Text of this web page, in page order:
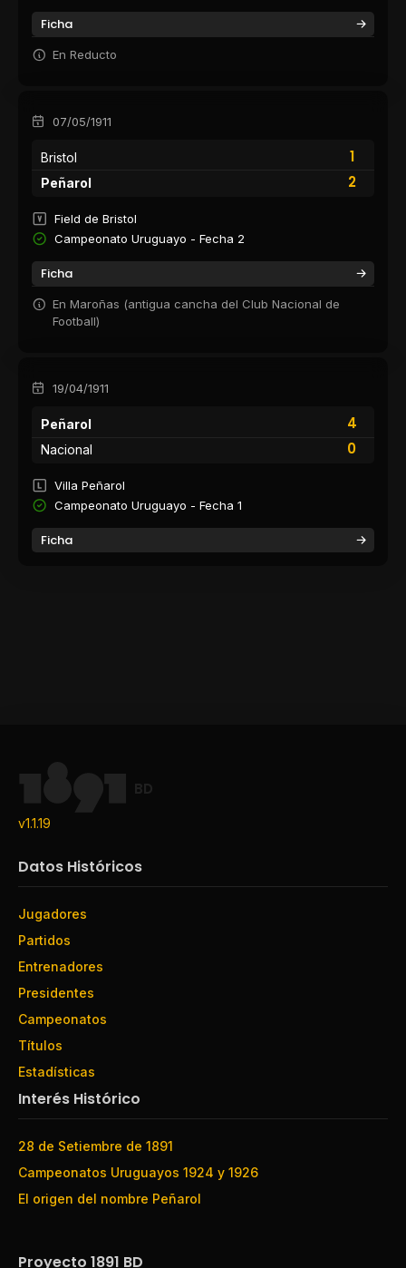
Ficha
En Reducto
07/05/1911
Bristol
1
2
Peñarol
Field de Bristol
Campeonato Uruguayo - Fecha 2
Ficha
En Maroñas (antigua cancha del Club Nacional de
Football)
19/04/1911
Peñarol
4
0
Nacional
Villa Peñarol
Campeonato Uruguayo - Fecha 1
Ficha
BD
v1.1.19
Datos Históricos
Jugadores
Partidos
Entrenadores
Presidentes
Campeonatos
Títulos
Estadísticas
Interés Histórico
28 de Setiembre de 1891
Campeonatos Uruguayos 1924 y 1926
El origen del nombre Peñarol
Proyecto 1891 BD